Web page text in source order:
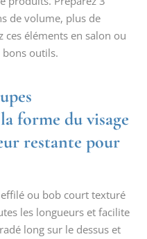
de volume, plus de
éléments en salon ou
outils.
forme du visage
restante pour
ou bob court texturé
les longueurs et facilite
long sur le dessus et